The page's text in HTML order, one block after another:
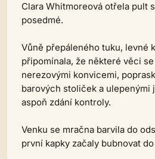
Clara Whitmoreová otřela pult
posedmé.
Vůně přepáleného tuku, levné
připomínala, že některé věci
nerezovými konvicemi,
barových stoliček a ulepenými
aspoň zdání kontroly.
Venku se mračna barvila do
první kapky začaly bubnovat